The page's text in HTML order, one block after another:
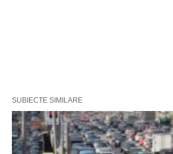
SUBIECTE SIMILARE